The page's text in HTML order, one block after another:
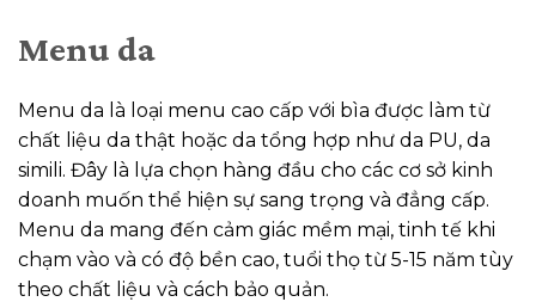
Menu da
Menu da là loại menu cao cấp với bìa được làm từ
chất liệu da thật hoặc da tổng hợp như da PU, da
simili. Đây là lựa chọn hàng đầu cho các cơ sở kinh
doanh muốn thể hiện sự sang trọng và đẳng cấp.
Menu da mang đến cảm giác mềm mại, tinh tế khi
chạm vào và có độ bền cao, tuổi thọ từ 5-15 năm tùy
theo chất liệu và cách bảo quản.